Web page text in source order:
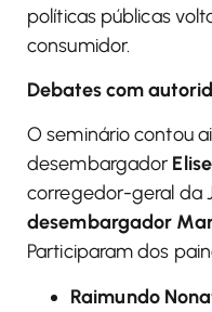
políticas públicas
consumidor.
Debates com
O seminário contou
desembargador
corregedor-geral da
desembargador
Participaram dos
Raimundo